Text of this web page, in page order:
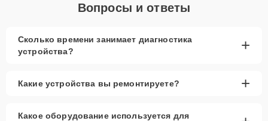
Вопросы и ответы
Сколько времени занимает диагностика
устройства?
+
Какие устройства вы ремонтируете? +
Какое оборудование используется для